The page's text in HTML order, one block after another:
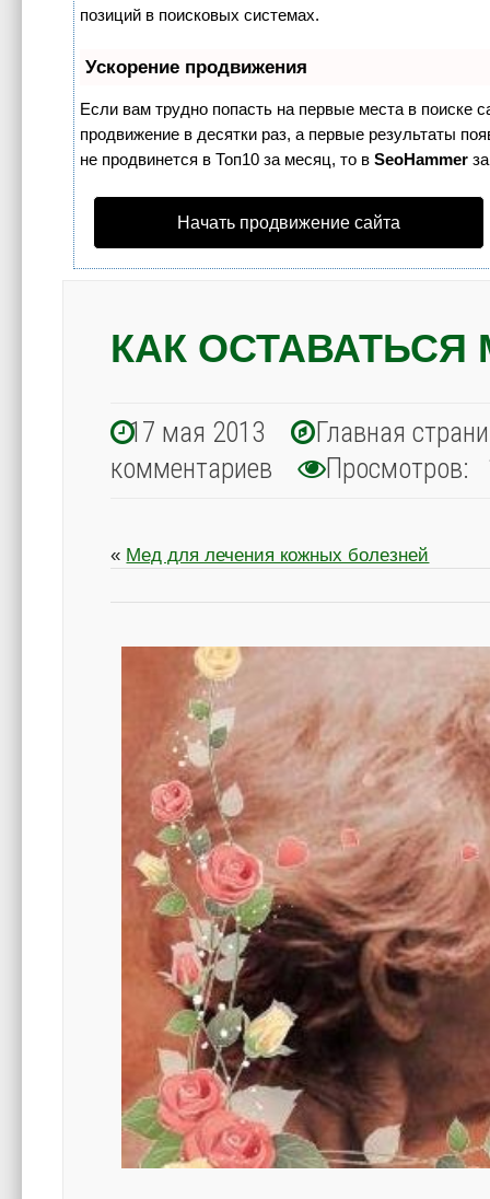
позиций в поисковых системах.
Ускорение продвижения
Если вам трудно попасть на первые места в поиске
продвижение в десятки раз, а первые результаты
не продвинется в Топ10 за месяц, то вSeoHammer
Начать продвижение сайта
КАК
17 мая 2013
Главная
комментариев
Просмотров:
« Мед для лечения кожных болезней